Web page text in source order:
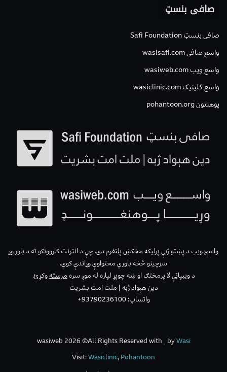
صافی بنسټ
صافی بنسټ Safi Foundation
واسع صافی wasisafi.com
واسع ویب wasiweb.com
واسع کلینیک wasiclinic.com
پوهنتون pohantoon.org
واسع ویب د پښتو ژبې پرلیکه مخکښ پلتفرم دی، چې د انترنت کاروونکو ته د باور وړ
سرچینو څخه باوري محتواوې وړاندې کوي.
د ویبپاڼې لا پرمختګ او ښه چوپړ لپاره له موږ سرهمرستهوکړئ.
دین هېواد ژبه | ملت امت بشریت
واتساپ: 93790236100+
wasiweb 2026 ©All Rights Reserved with byWasi
Visit:Wasiclinic,Pohantoon